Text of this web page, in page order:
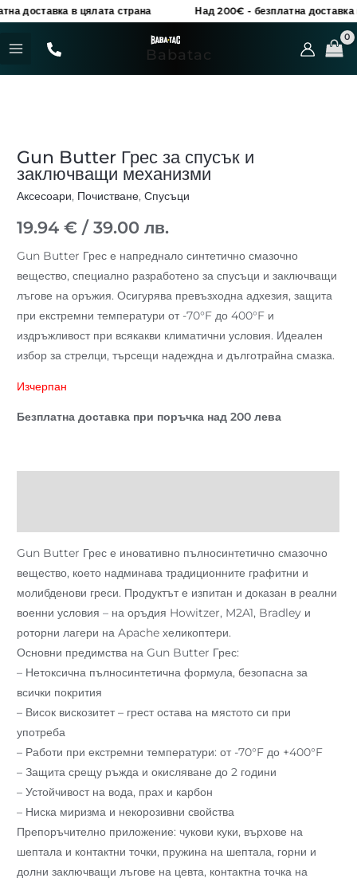
в цялата страна Над 200€ - безплатна доставка в
Skip
content
MENU
Babatac
Gun Butter Грес за спусък и
заключващи механизми
Аксесоари, Почистване,Спусъци
19.94€ / 39.00 лв.
Gun Butter Грес е напреднало синтетично смазочно
вещество, специално разработено за спусъци и заключващи
лъгове на оръжия. Осигурява превъзходна адхезия, защита
при екстремни температури от -70°F до 400°F и
издръжливост при всякакви климатични условия. Идеален
избор за стрелци, търсещи надеждна и дълготрайна смазка.
Изчерпан
Безплатна доставка при поръчка над 200 лева
Gun Butter Грес е иновативно пълносинтетично смазочно
вещество, което надминава традиционните графитни и
молибденови греси. Продуктът е изпитан и доказан в реални
военни условия – на оръдия Howitzer, M2A1, Bradley и
роторни лагери на Apache хеликоптери.
Основни предимства на Gun Butter Грес:
– Нетоксична пълносинтетична формула, безопасна за
всички покрития
– Висок вискозитет – грест остава на мястото си при
употреба
– Работи при екстремни температури: от -70°F до +400°F
– Защита срещу ръжда и окисляване до 2 години
– Устойчивост на вода, прах и карбон
– Ниска миризма и некорозивни свойства
Препоръчително приложение: чукови куки, върхове на
шептала и контактни точки, пружина на шептала, горни и
долни заключващи лъгове на цевта, контактна точка на